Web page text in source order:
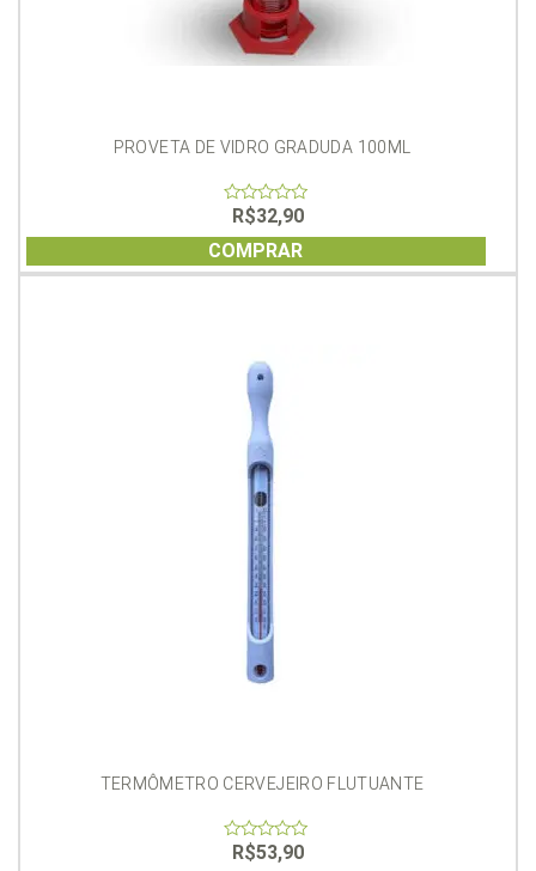
PROVETA DE VIDRO GRADUDA 100ML
of
5
R$32,90
COMPRAR
TERMÔMETRO CERVEJEIRO FLUTUANTE
R$53,90